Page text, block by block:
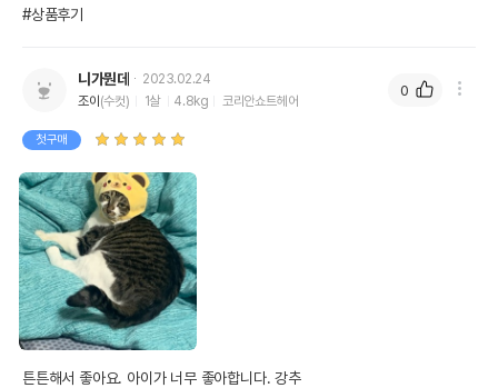
#상품후기
니가뭔데
2023.02.24
조이 (수컷) 1살 4.8kg 코리안쇼트헤어
첫구매
튼튼해서 좋아요. 아이가 너무 좋아합니다. 강추
0